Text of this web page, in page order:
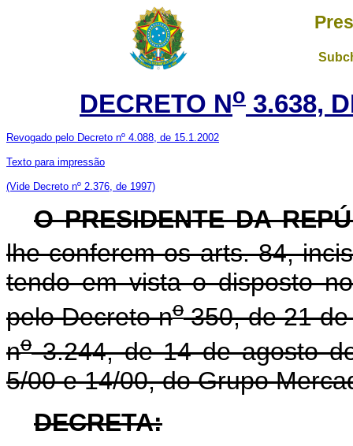
DECRETO No 3.638,
Revogado pelo Decreto nº 4.088, de 15.1.2002
Texto para impressão
(Vide Decreto nº 2.376, de 1997)
O PRESIDENTE DA
lhe conferem os arts. 84,
tendo em vista o disposto
pelo Decreto no350, de 21 de
no3.244, de 14 de agosto
5/00 e 14/00, do Grupo
DECRETA: